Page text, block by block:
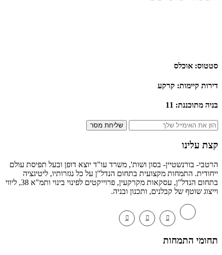
אוכלס
קיימות: קרקע
מתוכננת: 11
שליחת מסר
עלינו
בורנשטיין- בסון ושות', משרד עו"ד יוצא דופן ובעל תפיסת עולם
התמחות מקצועית בתחום הנדל"ן על כל נגזרותיו, ליטיגציה
בתחום הנדל"ן, עסקאות מקרקעין, פרוייקטים לפינוי בינוי ותמ"א 38, ליווי
שוטף של קבלנים, ותכנון ובניה.
התמחות